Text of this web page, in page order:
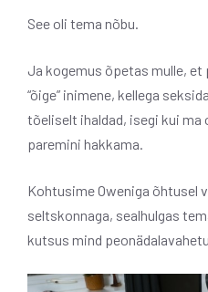
See oli tema nõbu.
Ja kogemus õpetas mulle, et
“õige” inimene, kellega
tõeliselt ihaldad, isegi kui ma
paremini hakkama.
Kohtusime Oweniga õhtusel
seltskonnaga, sealhulgas
kutsus mind